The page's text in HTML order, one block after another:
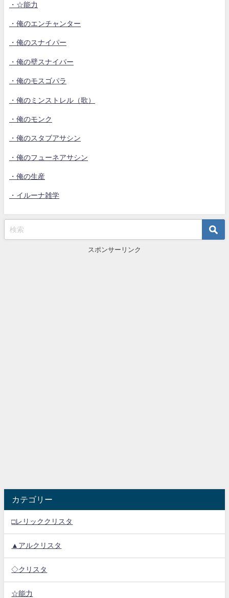
・☆能力
・俺のエンチャンター
・俺のスナイパー
・俺の壁スナイパー
・俺のモスゴパラ
・俺のミンストレル（歌）
・俺のモンク
・俺のスタブアサシン
・俺のフューネアサシン
・俺の生産
・イルーナ雑学
スポンサーリンク
カテゴリー
□レリッククリスタ
▲アルクリスタ
◇クリスタ
☆能力